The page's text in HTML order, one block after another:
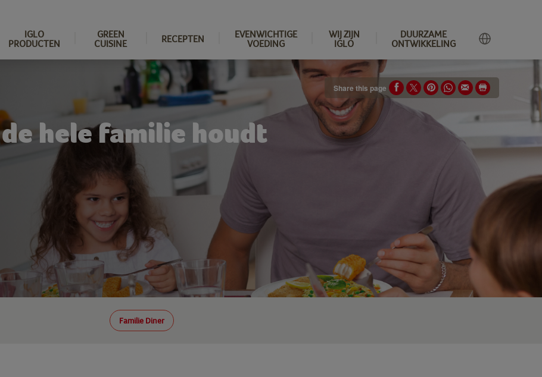
IGLO
PRODUCTEN
GREEN
CUISINE
RECEPTEN
EVENWICHTIGE
VOEDING
WIJ ZIJN
IGLO
DUURZAME
ONTWIKKELING
hele familie houdt
Familie Diner
Share this page